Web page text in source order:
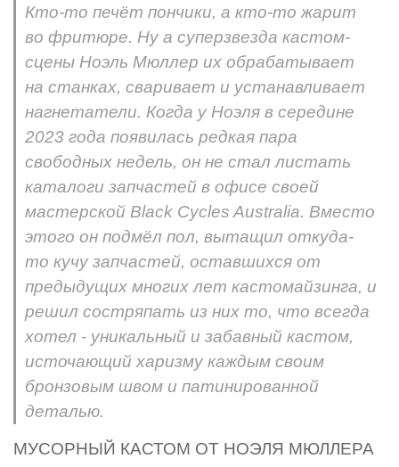
Кто-то печёт пончики, а кто-то жарит
во фритюре. Ну а суперзвезда кастом-
сцены Ноэль Мюллер их обрабатывает
на станках, сваривает и устанавливает
нагнетатели. Когда у Ноэля в середине
2023 года появилась редкая пара
свободных недель, он не стал листать
каталоги запчастей в офисе своей
мастерской Black Cycles Australia. Вместо
этого он подмёл пол, вытащил откуда-
то кучу запчастей, оставшихся от
предыдущих многих лет кастомайзинга, и
решил состряпать из них то, что всегда
хотел - уникальный и забавный кастом,
источающий харизму каждым своим
бронзовым швом и патинированной
деталью.
МУСОРНЫЙ КАСТОМ ОТ НОЭЛЯ МЮЛЛЕРА